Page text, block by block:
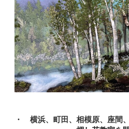
・ 横浜、町田、相模原、座間